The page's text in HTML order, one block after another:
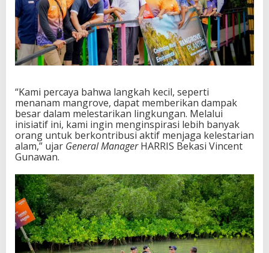
“Kami percaya bahwa langkah kecil, seperti
menanam mangrove, dapat memberikan dampak
besar dalam melestarikan lingkungan. Melalui
inisiatif ini, kami ingin menginspirasi lebih banyak
orang untuk berkontribusi aktif menjaga kelestarian
alam,” ujar General ManagerHARRIS Bekasi Vincent
Gunawan.